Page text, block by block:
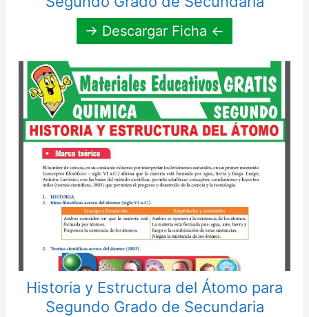
→ Descargar Ficha ←
Historia y Estructura del Átomo para
Segundo Grado de Secundaria